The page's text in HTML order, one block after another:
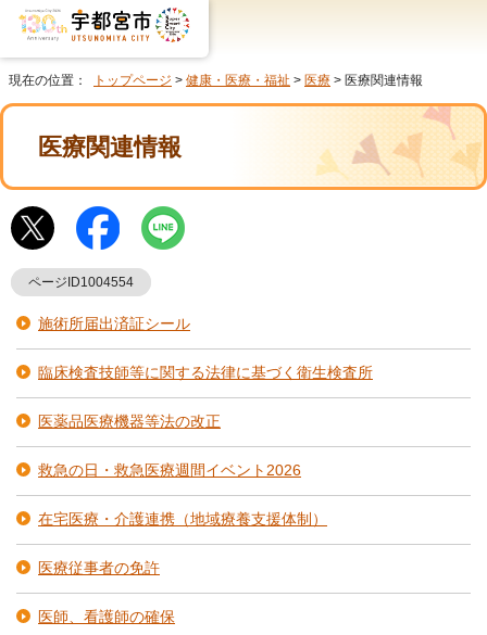
現在の位置： トップページ > 健康・医療・福祉 > 医療 > 医療関連情報
医療関連情報
ページID1004554
施術所届出済証シール
臨床検査技師等に関する法律に基づく衛生検査所
医薬品医療機器等法の改正
救急の日・救急医療週間イベント2026
在宅医療・介護連携（地域療養支援体制）
医療従事者の免許
医師、看護師の確保